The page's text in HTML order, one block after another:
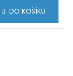
DO KOŠÍKU